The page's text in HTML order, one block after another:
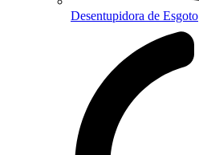
Desentupidora de Esgoto